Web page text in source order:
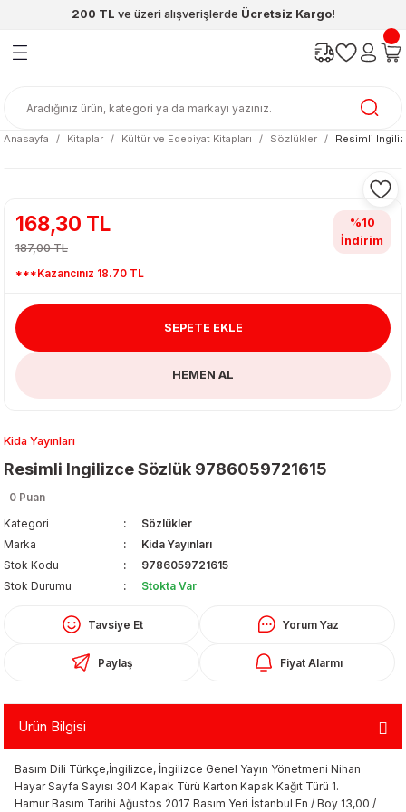
200 TL ve üzeri alışverişlerde Ücretsiz Kargo!
Geri Dön
Geri Dön
& Matara
- Dolma Kalem - Pilot Kalemler
Geri Dön
Geri Dön
Geri Dön
Geri Dön
Anasayfa
Kitaplar Kültür ve Edebiyat Kitapları Sözlükler Resimli
Kida Yayınları
Resimli Ingilizce Sözlük 9786059721615
0 Puan
Kategori
Sözlükler
Marka
Kida Yayınları
Stok Kodu
9786059721615
Stok Durumu
Stokta Var
Tavsiye Et Yorum Yaz
Paylaş Fiyat Alarmı
168,30 TL
187,00 TL
***Kazancınız 18.70 TL
%10
İndirim
SEPETE EKLE
HEMEN AL
Ürün Bilgisi
Basım Dili Türkçe,İngilizce, İngilizce Genel Yayın Yönetmeni Nihan
Hayar Sayfa Sayısı 304 Kapak Türü Karton Kapak Kağıt Türü 1.
Hamur Basım Tarihi Ağustos 2017 Basım Yeri İstanbul En / Boy 13,00 /